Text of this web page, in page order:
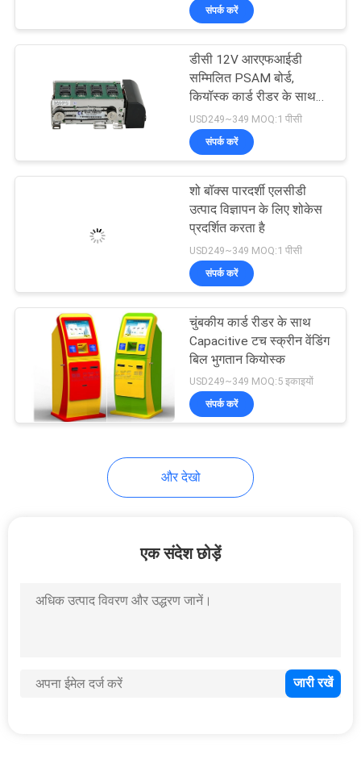
आरएफआईडी कार्ड
डिस्पेंसर
चुंबकीय कार्ड डिस्पेंसर
स्मार्ट कार्ड डिस्पेंसर
संपर्क करें
डीसी 12V आरएफआईडी
सम्मिलित PSAM बोर्ड,
कियॉस्क कार्ड रीडर के साथ
चुंबकीय कार्ड पाठक
USD249~349 MOQ:1 पीसी
संपर्क करें
शो बॉक्स पारदर्शी एलसीडी
उत्पाद विज्ञापन के लिए शोकेस
प्रदर्शित करता है
USD249~349 MOQ:1 पीसी
संपर्क करें
चुंबकीय कार्ड रीडर के साथ
Capacitive टच स्क्रीन वेंडिंग
बिल भुगतान कियोस्क
USD249~349 MOQ:5 इकाइयों
संपर्क करें
और देखो
एक संदेश छोड़ें